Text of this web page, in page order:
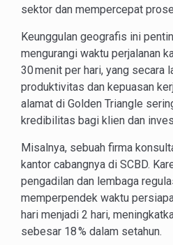
sektor dan mempercepat
Keunggulan geografis ini
mengurangi waktu perjalanan
30 menit per hari, yang secara
produktivitas dan kepuasan
alamat di Golden Triangle
kredibilitas bagi klien dan
Misalnya, sebuah firma
kantor cabangnya di SCBD.
pengadilan dan lembaga
memperpendek waktu
hari menjadi 2 hari,
sebesar 18 % dalam setahun.